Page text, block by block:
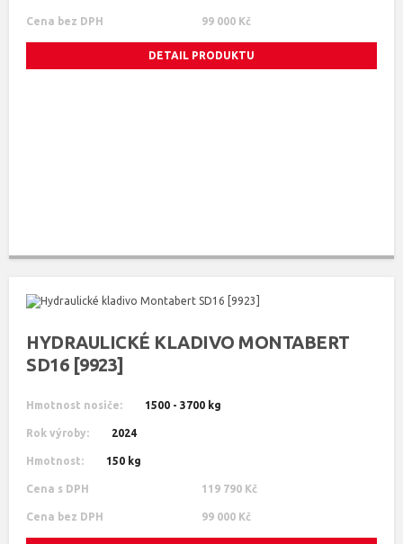
Cena bez DPH 99 000 Kč
DETAIL PRODUKTU
HYDRAULICKÉ KLADIVO MONTABERT
SD16 [9923]
Hmotnost nosiče: 1500 - 3700 kg
Rok výroby: 2024
Hmotnost: 150 kg
Cena s DPH 119 790 Kč
Cena bez DPH 99 000 Kč